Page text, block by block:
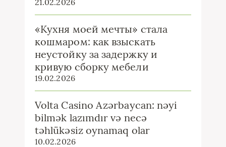
«Кухня моей мечты» стала
кошмаром: как взыскать
неустойку за задержку и
кривую сборку мебели
19.02.2026
Volta Casino Azərbaycan: nəyi
bilmək lazımdır və necə
təhlükəsiz oynamaq olar
10.02.2026